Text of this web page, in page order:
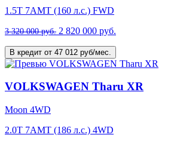
1.5T 7AMT (160 л.с.) FWD
3 320 000 руб. 2 820 000 руб.
В кредит от 47 012 руб/мес.
VOLKSWAGEN Tharu XR
Moon 4WD
2.0T 7AMT (186 л.с.) 4WD